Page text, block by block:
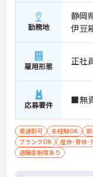
年間のOJTがあり
解消できます。1ユ
ームのため、お客
のも大きな魅力。
受講し、施設長や
できる明確なキャリ
変おすすめの求人
や半日単位で取得で
ける体制が整って
く、10～18歳のお
や、企業主導型保
も充実！ご家族の
利用でき、ライフス
ート体制です。
勤務地
静岡
伊豆
雇用形態 正社
応募要件 ■無
車通勤可 未経験OK
ブランクOK
産休･育休･
退職金制度あり